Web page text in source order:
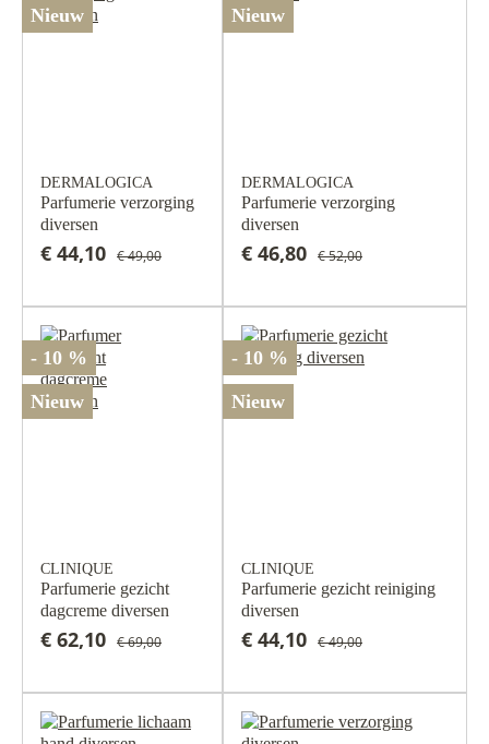
Nieuw
DERMALOGICA
Parfumerie verzorging
diversen
€ 44,10 € 49,00
Nieuw
DERMALOGICA
Parfumerie verzorging
diversen
€ 46,80 € 52,00
- 10 %
Nieuw
CLINIQUE
Parfumerie gezicht
dagcreme diversen
€ 62,10 € 69,00
- 10 %
Nieuw
CLINIQUE
Parfumerie gezicht reiniging
diversen
€ 44,10 € 49,00